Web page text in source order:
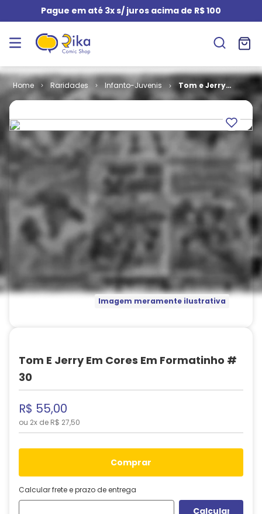
Pague em até 3x s/ juros acima de R$ 100
Raridades Infanto-Juvenis
Tom e Jerry
em Cores em
30
Imagem meramente ilustrativa
Tom E Jerry Em Cores Em Formatinho #
30
R$ 55,00
ou 2x de R$ 27,50
comprar
Calcular frete e prazo de entrega